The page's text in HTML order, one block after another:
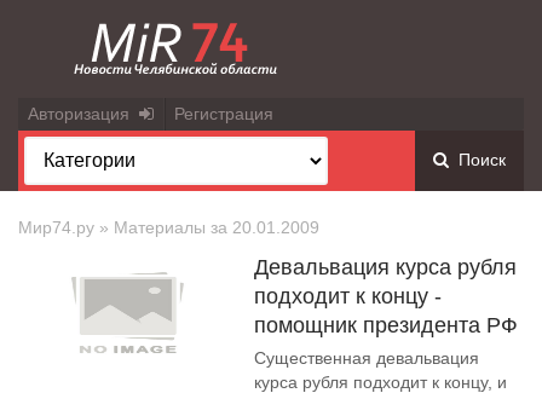
Авторизация Регистрация
Поиск
Мир74.ру » Материалы за 20.01.2009
Девальвация курса рубля
подходит к концу -
помощник президента РФ
Существенная девальвация
курса рубля подходит к концу, и